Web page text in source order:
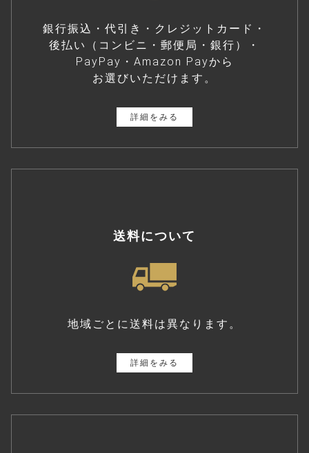
銀行振込・代引き・クレジットカード・
後払い（コンビニ・郵便局・銀行）・
PayPay・Amazon Payから
お選びいただけます。
詳細をみる
送料について
地域ごとに送料は異なります。
詳細をみる